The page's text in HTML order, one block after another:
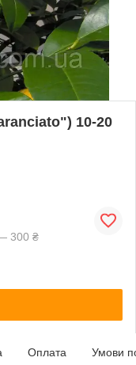
10-20
300 ₴
Оплата Умови